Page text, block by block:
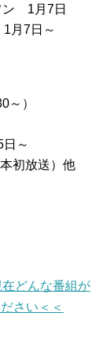
ン 1月7日
月7日～
～）
～
初放送）他
どんな番組が
さい＜＜